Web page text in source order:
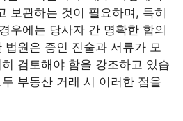
보관하는 것이 필요하며, 특히
우에는 당사자 간 명확한 합의
원은 증인 진술과 서류가 모
검토해야 함을 강조하고 있습
부동산 거래 시 이러한 점을